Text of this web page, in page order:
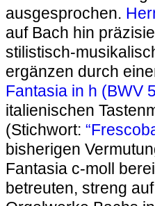
ausgesprochen.
auf Bach hin
stilistisch-
ergänzen durch
Fantasia in h (BWV
italienischen
(Stichwort:
bisherigen
Fantasia c-moll
betreuten, streng